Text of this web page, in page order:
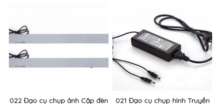
022 Đạo cụ chụp ảnh Cặp đèn
021 Đạo cụ chụp hình Truyền